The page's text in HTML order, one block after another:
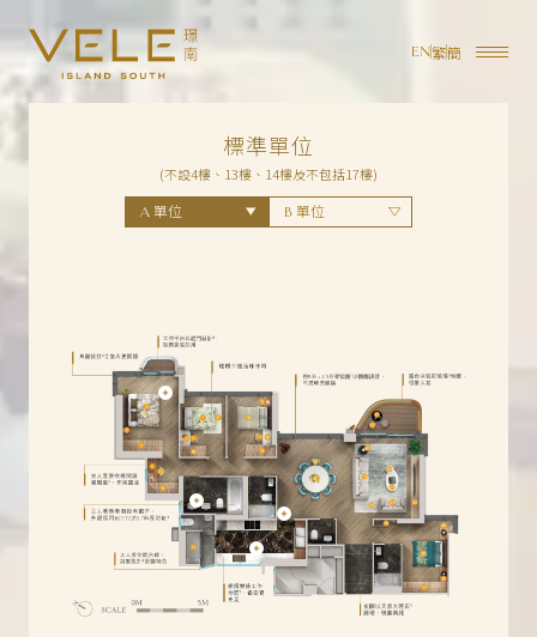
EN繁簡
標準單位
(不設4樓、13樓、14樓及不包括17樓)
A 單位 B 單位